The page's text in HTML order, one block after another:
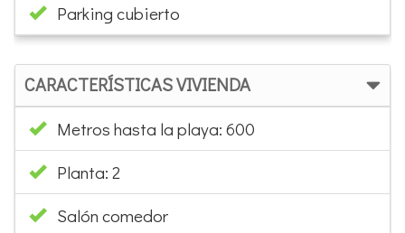
Parking cubierto
CARACTERÍSTICAS VIVIENDA
Metros hasta la playa: 600
Planta: 2
Salón comedor